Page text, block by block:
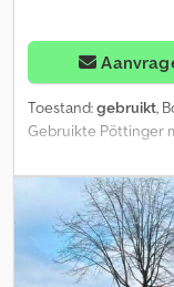
Toestand:gebruikt,
Gebruikte Pöttinger
(0030) aftakas
zijdoeken (0060)
verlichting